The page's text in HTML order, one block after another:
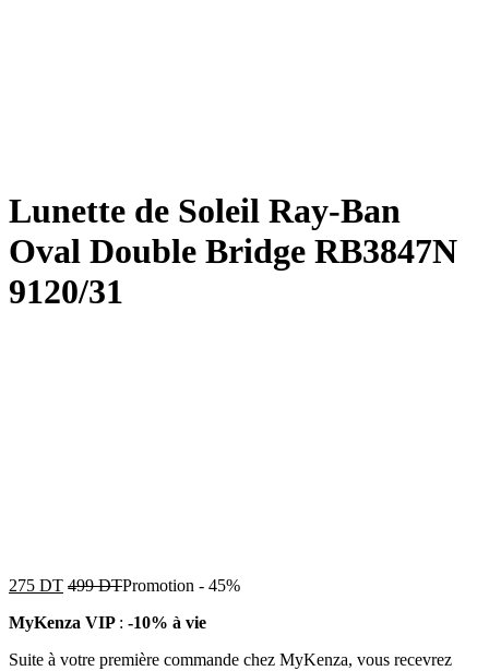
Lunette de Soleil Ray-Ban
Oval Double Bridge RB3847N
9120/31
275 DT 499DTPromotion - 45%
MyKenza VIP : -10% à vie
Suite à votre première commande chez MyKenza, vous recevrez